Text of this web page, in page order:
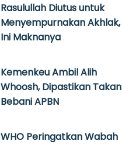
Rasulullah Diutus untuk
Menyempurnakan Akhlak,
Ini Maknanya
Kemenkeu Ambil Alih
Whoosh, Dipastikan Takan
Bebani APBN
WHO Peringatkan Wabah